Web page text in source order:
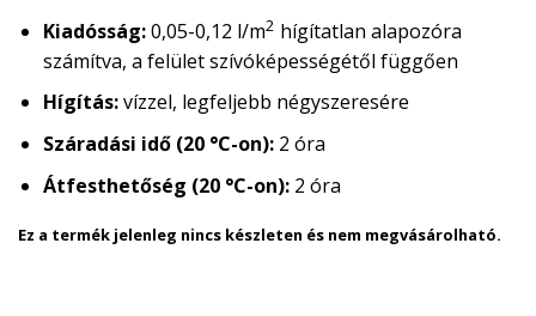
Kiadósság:0,05-0,12 l/m2 hígítatlan alapozóra
számítva, a felület szívóképességétől függően
Hígítás:vízzel, legfeljebb négyszeresére
Száradási idő (20 °C-on): 2 óra
Átfesthetőség (20 °C-on): 2 óra
Ez a termék jelenleg nincs készleten és nem megvásárolható.